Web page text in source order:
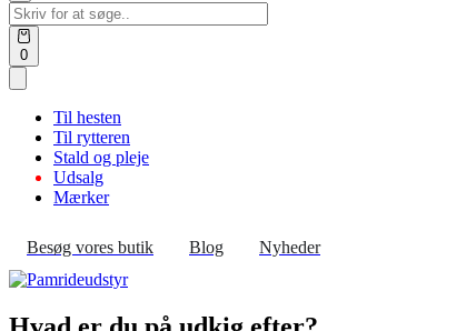
Search
for:
0Open
cart
Til hesten
Til rytteren
Stald og pleje
Udsalg
Mærker
Besøg vores butik Blog Nyheder